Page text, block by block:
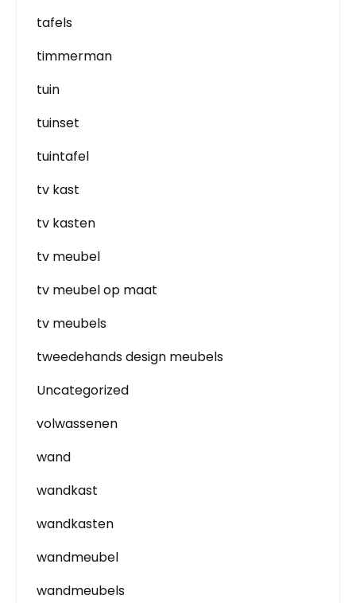
tafels
timmerman
tuin
tuinset
tuintafel
tv kast
tv kasten
tv meubel
tv meubel op maat
tv meubels
tweedehands design meubels
Uncategorized
volwassenen
wand
wandkast
wandkasten
wandmeubel
wandmeubels